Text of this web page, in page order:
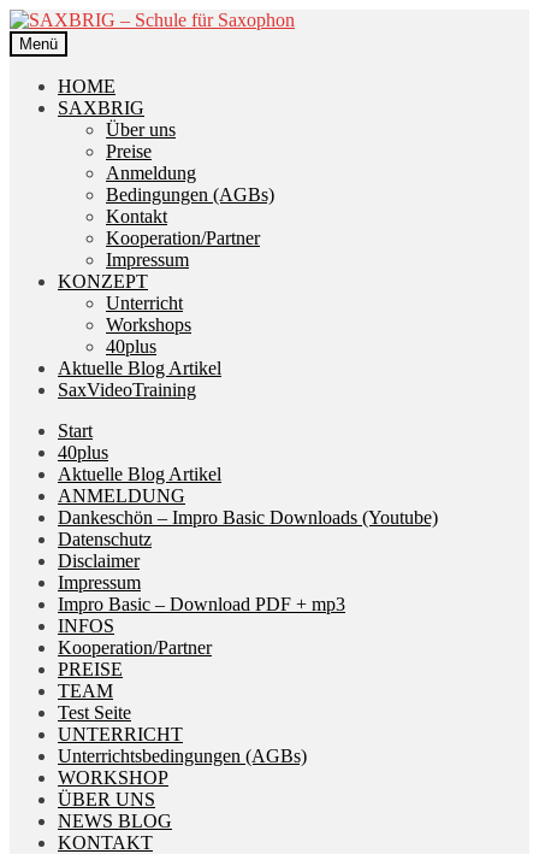
Zur
Navigation
springen
Zum
Inhalt
springen
Menü
HOME
SAXBRIG
Über uns
Preise
Anmeldung
Bedingungen (AGBs)
Kontakt
Kooperation/Partner
Impressum
KONZEPT
Unterricht
Workshops
40plus
Aktuelle Blog Artikel
SaxVideoTraining
Start
40plus
Aktuelle Blog Artikel
ANMELDUNG
Dankeschön – Impro Basic Downloads (Youtube)
Datenschutz
Disclaimer
Impressum
Impro Basic – Download PDF + mp3
INFOS
Kooperation/Partner
PREISE
TEAM
Test Seite
UNTERRICHT
Unterrichtsbedingungen (AGBs)
WORKSHOP
ÜBER UNS
NEWS BLOG
KONTAKT